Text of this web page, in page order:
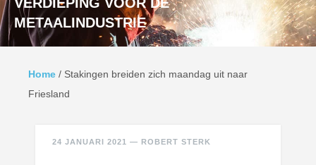
METAALINDUSTRIE
Home / Stakingen breiden zich maandag uit naar
Friesland
24 JANUARI 2021 — ROBERT STERK